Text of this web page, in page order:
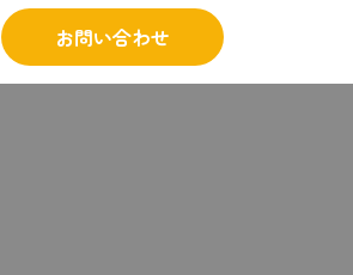
お問い合わせ